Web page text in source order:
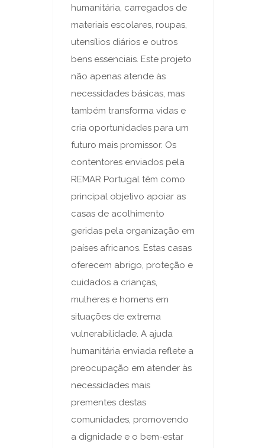
humanitária, carregados de
materiais escolares, roupas,
utensílios diários e outros
bens essenciais. Este projeto
não apenas atende às
necessidades básicas, mas
também transforma vidas e
cria oportunidades para um
futuro mais promissor. Os
contentores enviados pela
REMAR Portugal têm como
principal objetivo apoiar as
casas de acolhimento
geridas pela organização em
países africanos. Estas casas
oferecem abrigo, proteção e
cuidados a crianças,
mulheres e homens em
situações de extrema
vulnerabilidade. A ajuda
humanitária enviada reflete a
preocupação em atender às
necessidades mais
prementes destas
comunidades, promovendo
a dignidade e o bem-estar